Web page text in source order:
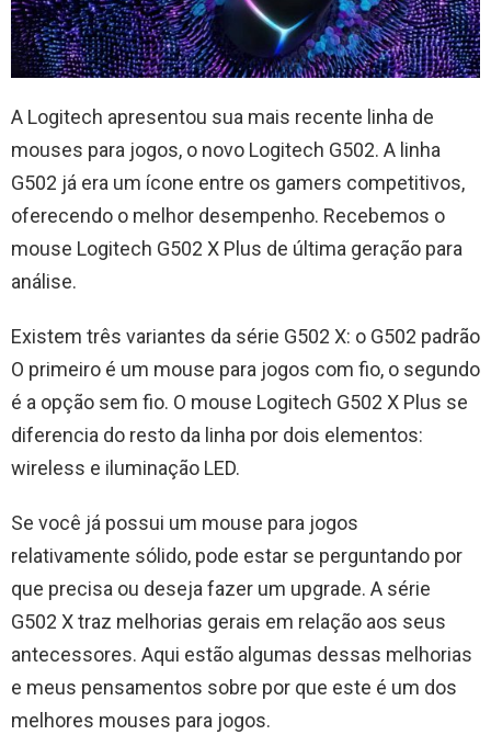
A Logitech apresentou sua mais recente linha de
mouses para jogos, o novo Logitech G502. A linha
G502 já era um ícone entre os gamers competitivos,
oferecendo o melhor desempenho. Recebemos o
mouse Logitech G502 X Plus de última geração para
análise.
Existem três variantes da série G502 X: o G502 padrão
O primeiro é um mouse para jogos com fio, o segundo
é a opção sem fio. O mouse Logitech G502 X Plus se
diferencia do resto da linha por dois elementos:
wireless e iluminação LED.
Se você já possui um mouse para jogos
relativamente sólido, pode estar se perguntando por
que precisa ou deseja fazer um upgrade. A série
G502 X traz melhorias gerais em relação aos seus
antecessores. Aqui estão algumas dessas melhorias
e meus pensamentos sobre por que este é um dos
melhores mouses para jogos.